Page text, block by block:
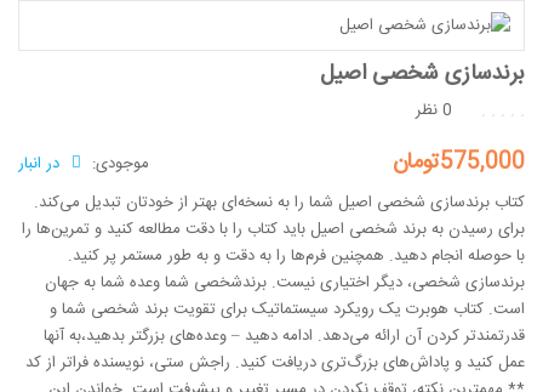
برندسازی شخصی اصیل
0 نظر
575,000تومان موجودی:
در انبار
کتاب برندسازی شخصی اصیل شما را به نسخه‌ای بهتر از خودتان تبدیل می‌کند.
برای رسیدن به برند شخصی اصیل باید کتاب را با دقت مطالعه کنید و تمرین‌ها را
با حوصله انجام دهید. همچنین فرم‌ها را به دقت و به طور مستمر پر کنید.
برندسازی شخصی، دیگر اختیاری نیست. برندشخصی شما وعده شما به جهان
است. کتاب هوبرت یک رویکرد سیستماتیک برای تقویت برند شخصی شما و
قدرتمندتر کردن آن ارائه می‌دهد. ادامه دهید – وعده‌های بزرگتر بدهید،‌به آنها
عمل کنید و پاداش‌های بزرگ‌تری دریافت کنید. راجش ستی، نویسنده فراتر از کد